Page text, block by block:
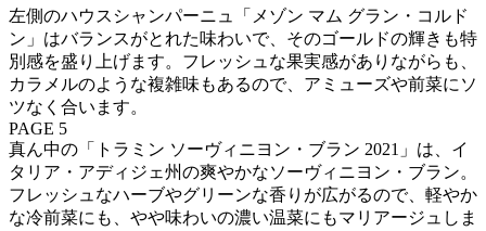
左側のハウスシャンパーニュ「メゾン マム グラン・コルド
ン」はバランスがとれた味わいで、そのゴールドの輝きも特
別感を盛り上げます。フレッシュな果実感がありながらも、
カラメルのような複雑味もあるので、アミューズや前菜にソ
ツなく合います。
PAGE 5
真ん中の「トラミン ソーヴィニヨン・ブラン 2021」は、イ
タリア・アディジェ州の爽やかなソーヴィニヨン・ブラン。
フレッシュなハーブやグリーンな香りが広がるので、軽やか
な冷前菜にも、やや味わいの濃い温菜にもマリアージュしま